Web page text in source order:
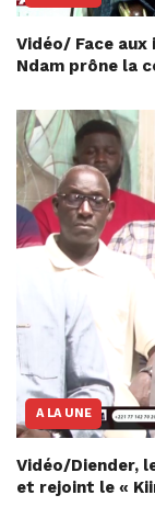
Vidéo/ Face
Ndam prône la
A LA UNE
Vidéo/Diender,
et rejoint le «